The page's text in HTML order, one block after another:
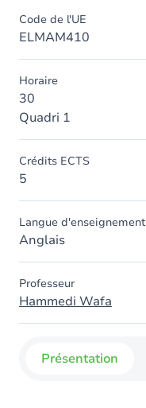
Code de l'UE
ELMAM410
Horaire
30
Quadri 1
Crédits ECTS
5
Langue d'enseignement
Anglais
Professeur
Hammedi Wafa
Présentation